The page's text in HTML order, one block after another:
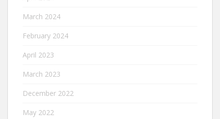
March 2024
February 2024
April 2023
March 2023
December 2022
May 2022